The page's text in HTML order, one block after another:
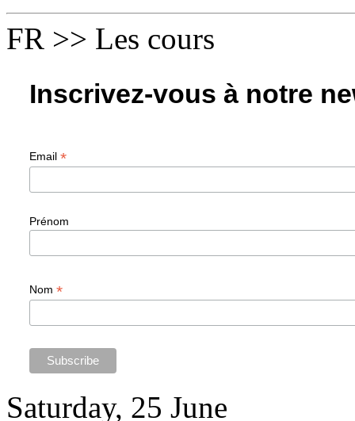
FR >> Les cours
Inscrivez-vous à notre
Email *
Prénom
Nom *
Saturday, 25 June